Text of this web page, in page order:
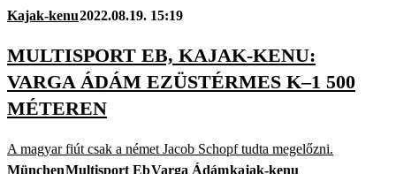
Kajak-kenu2022.08.19. 15:19
MULTISPORT EB, KAJAK-KENU:
VARGA ÁDÁM EZÜSTÉRMES K–1 500
MÉTEREN
A magyar fiút csak a német Jacob Schopf tudta megelőzni.
MünchenMultisport EbVarga Ádámkajak-kenu